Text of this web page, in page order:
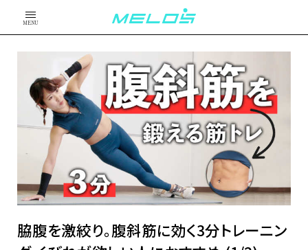
MENU
脇腹を激絞り。腹斜筋に効く3分トレーニン